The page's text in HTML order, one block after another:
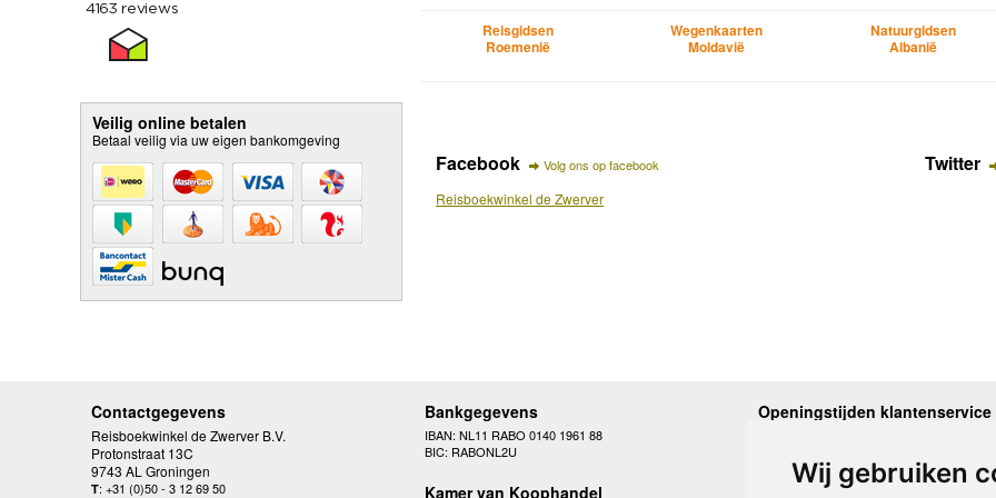
Wij gebruiken
Veilig online betalen
Betaal veilig via uw eigen bankomgeving
Reisgidsen
Roemenië
Wegenkaarten
Moldavië
Natuurgidsen
Albanië
Facebook Volg ons op facebook
Reisboekwinkel de Zwerver
Twitter
Contactgegevens
Reisboekwinkel de Zwerver B.V.
Protonstraat 13C
9743 AL Groningen
T: +31 (0)50 - 3 12 69 50
Bankgegevens
IBAN: NL11 RABO 0140 1961 88
BIC: RABONL2U
Kamer van Koophandel
Openingstijden klantenservice
Woensdag
10.00 - 12.30 en
Donderdag